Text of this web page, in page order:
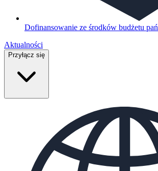
Dofinansowanie ze środków budżetu
Aktualności
Przyłącz się